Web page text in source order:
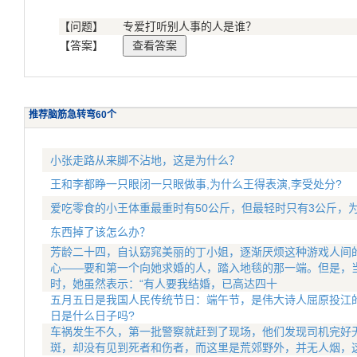
【问题】
专爱打听别人事的人是谁？
【答案】
推荐脑筋急转弯60个
小张走路从来脚不沾地，这是为什么？
王和李都睁一只眼闭一只眼做事,为什么王得表演,李受处分?
爱吃零食的小王体重最重时有50公斤，但最轻时只有3公斤，
东西掉了该怎么办？
芳龄二十四，自认窈窕美丽的丁小姐，逐渐厌烦这种游戏人间
心——要和第一个向她求婚的人，踏入地毯的那一端。但是，
时，她虽然表示：“有人要我结婚，已高达四十
五月五日是我国人民传统节日：端午节，是伟大诗人屈原投
日是什么日子吗?
车祸发生不久，第一批警察就赶到了现场，他们发现司机完好
斑，却没有见到死者和伤者，而这里是荒郊野外，并无人烟，